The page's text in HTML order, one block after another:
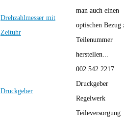
Drehzahlmesser mit
Zeituhr
man auch einen
optischen Bezug
Teilenummer
herstellen...
Druckgeber
002 542 2217
Druckgeber
Regelwerk
Teileversorgung